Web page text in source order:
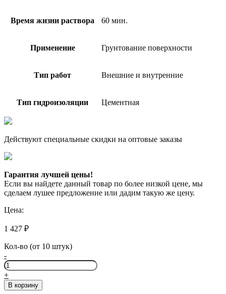
Время жизни раствора 60 мин.
Применение Грунтование поверхности
Тип работ Внешние и внутренние
Тип гидроизоляции Цементная
Действуют специальные скидки на оптовые заказы
Гарантия лучшей цены!
Если вы найдете данный товар по более низкой цене, мы
сделаем лушее предложение или дадим такую же цену.
Цена:
1 427 ₽
Кол-во (от 10 штук)
-
Количество
товара
ОСНОВИТ
АКВАСКРИН
+
В корзину